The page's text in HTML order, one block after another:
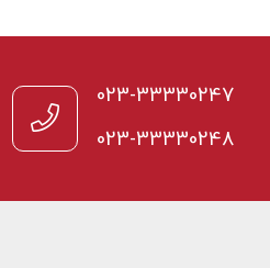
023-33330247
023-33330248